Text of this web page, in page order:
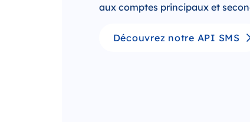
aux comptes principaux et
Découvrez notre API SMS